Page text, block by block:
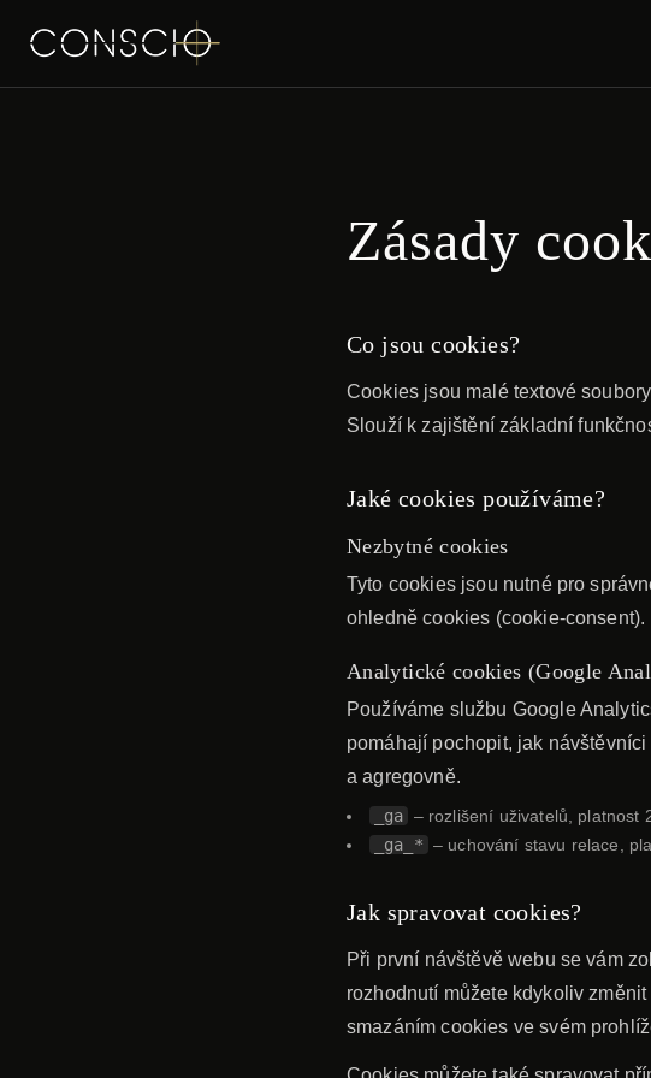
Zásady
Co jsou cookies?
Cookies jsou malé textové
Slouží k zajištění základní
Jaké cookies používáme?
Nezbytné cookies
Tyto cookies jsou nutné pro
ohledně cookies (cookie-
Analytické cookies (Google
Používáme službu Google
pomáhají pochopit, jak
a agregovně.
_ga – rozlišení uživatelů, platnost
_ga_* – uchování stavu relace,
Jak spravovat cookies?
Při první návštěvě webu se vám
rozhodnutí můžete kdykoliv
smazáním cookies ve svém